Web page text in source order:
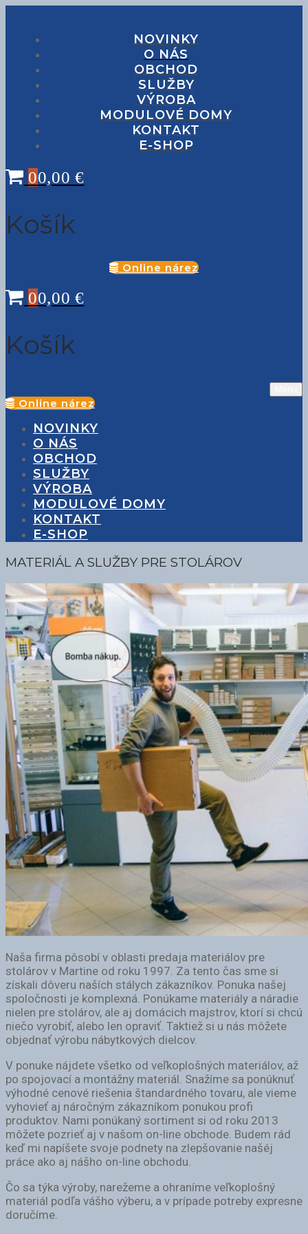
NOVINKY
O NÁS
OBCHOD
SLUŽBY
VÝROBA
MODULOVÉ DOMY
KONTAKT
E-SHOP
00,00 €
Košík
Online nárez
00,00 €
Košík
Online nárez
NOVINKY
O NÁS
OBCHOD
SLUŽBY
VÝROBA
MODULOVÉ DOMY
KONTAKT
E-SHOP
MATERIÁL A SLUŽBY PRE STOLÁROV
Naša firma pôsobí v oblasti predaja materiálov pre
stolárov v Martine od roku 1997. Za tento čas sme si
získali dôveru naších stálych zákazníkov. Ponuka našej
spoločnosti je komplexná. Ponúkame materiály a náradie
nielen pre stolárov, ale aj domácich majstrov, ktorí si chcú
niečo vyrobiť, alebo len opraviť. Taktiež si u nás môžete
objednať výrobu nábytkových dielcov.
V ponuke nájdete všetko od veľkoplošných materiálov, až
po spojovací a montážny materiál. Snažíme sa ponúknuť
výhodné cenové riešenia štandardného tovaru, ale vieme
vyhovieť aj náročným zákazníkom ponukou profi
produktov. Nami ponúkaný sortiment si od roku 2013
môžete pozrieť aj v našom on-line obchode. Budem rád
keď mi napíšete svoje podnety na zlepšovanie našéj
práce ako aj nášho on-line obchodu.
Čo sa týka výroby, narežeme a ohraníme veľkoplošný
materiál podľa vášho výberu, a v prípade potreby expresne
doručíme.